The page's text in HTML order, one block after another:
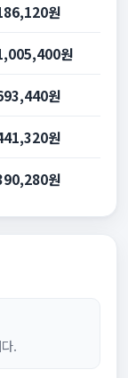
원
원
원
원
원
.